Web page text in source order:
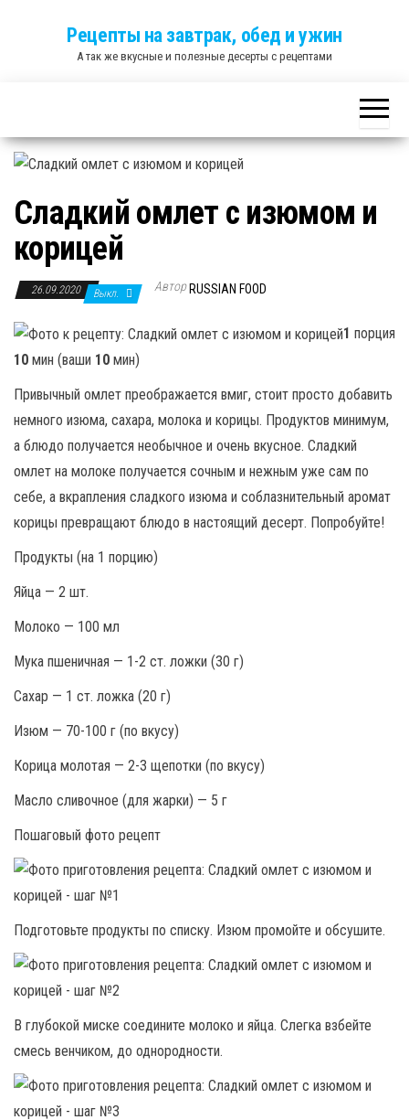
Рецепты на завтрак, обед и ужин
А так же вкусные и полезные десерты с рецептами
Сладкий омлет с изюмом и
корицей
26.09.2020 Выкл. Автор RUSSIAN FOOD
1 порция
10 мин (ваши 10 мин)
Привычный омлет преображается вмиг, стоит просто добавить
немного изюма, сахара, молока и корицы. Продуктов минимум,
а блюдо получается необычное и очень вкусное. Сладкий
омлет на молоке получается сочным и нежным уже сам по
себе, а вкрапления сладкого изюма и соблазнительный аромат
корицы превращают блюдо в настоящий десерт. Попробуйте!
Продукты (на 1 порцию)
Яйца — 2 шт.
Молоко — 100 мл
Мука пшеничная — 1-2 ст. ложки (30 г)
Сахар — 1 ст. ложка (20 г)
Изюм — 70-100 г (по вкусу)
Корица молотая — 2-3 щепотки (по вкусу)
Масло сливочное (для жарки) — 5 г
Пошаговый фото рецепт
Подготовьте продукты по списку. Изюм промойте и обсушите.
В глубокой миске соедините молоко и яйца. Слегка взбейте
смесь венчиком, до однородности.